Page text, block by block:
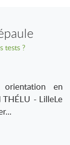
tests ?
orientation en
- LilleLe